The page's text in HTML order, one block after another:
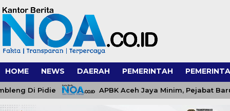
HOME NEWS DAERAH PEMERINTAH
Di Pidie APBK Aceh Jaya Minim, Pejabat Baru